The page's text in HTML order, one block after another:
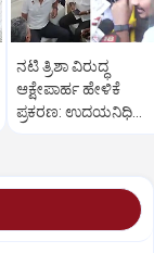
ನಟಿ ತ್ರಿಶಾ ವಿರುದ್ಧ
ಆಕ್ಷೇಪಾರ್ಹ ಹೇಳಿಕೆ
ಪ್ರಕರಣ: ಉದಯನಿಧಿ